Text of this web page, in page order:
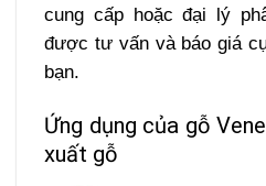
cung cấp hoặc đại lý
được tư vấn và báo giá
bạn.
Ứng dụng của gỗ
xuất gỗ